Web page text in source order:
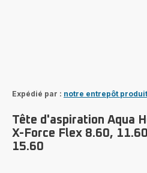
Expédié par : notre entrepôt
Tête d'aspiration Aqua
X-Force Flex 8.60,
15.60